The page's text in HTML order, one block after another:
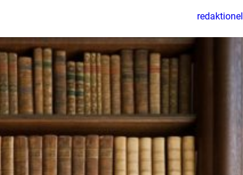
redaktionel